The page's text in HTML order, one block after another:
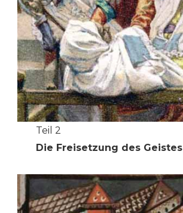
Teil 2
Die Freisetzung des Geistes